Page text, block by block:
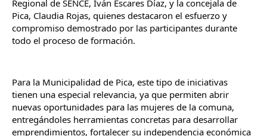
Regional de SENCE, Iván Escares Díaz, y la concejala de
Pica, Claudia Rojas, quienes destacaron el esfuerzo y
compromiso demostrado por las participantes durante
todo el proceso de formación.
Para la Municipalidad de Pica, este tipo de iniciativas
tienen una especial relevancia, ya que permiten abrir
nuevas oportunidades para las mujeres de la comuna,
entregándoles herramientas concretas para desarrollar
emprendimientos, fortalecer su independencia económica